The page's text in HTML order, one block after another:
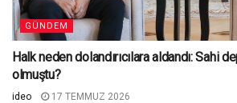
GÜNDEM
Halk neden dolandırıcılara aldandı: Sahi
olmuştu?
ideo 17 TEMMUZ 2026